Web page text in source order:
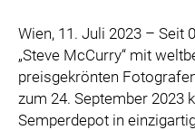
Wien, 11. Juli 2023 – Seit
„Steve McCurry“ mit
preisgekrönten
zum 24. September 2023
Semperdepot in